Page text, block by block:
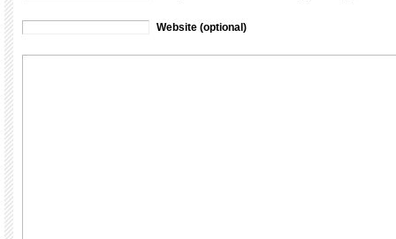
Website (optional)